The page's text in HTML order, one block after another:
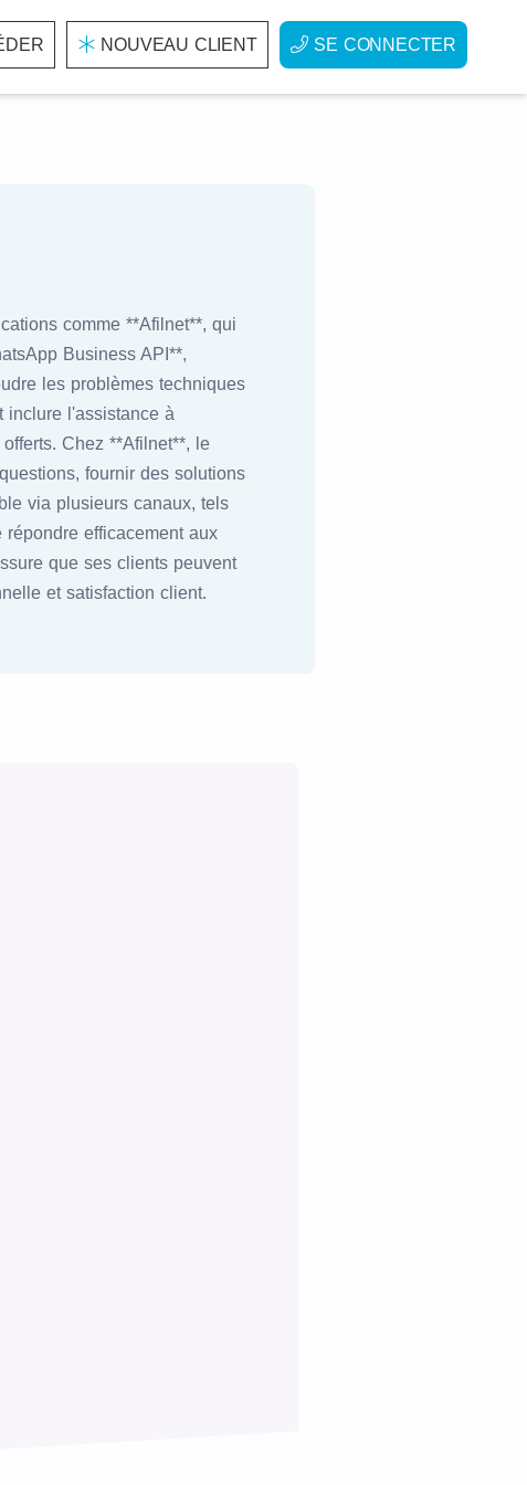
NOUVEAU CLIENT SE CONNECTER
comme **Afilnet**, qui
Business API**,
les problèmes techniques
inclure l'assistance à
Chez **Afilnet**, le
fournir des solutions
via plusieurs canaux, tels
efficacement aux
que ses clients peuvent
et satisfaction client.